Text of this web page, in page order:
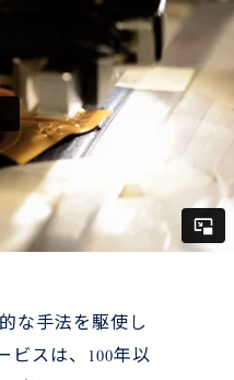
な手法を駆使し
ビスは、100年以